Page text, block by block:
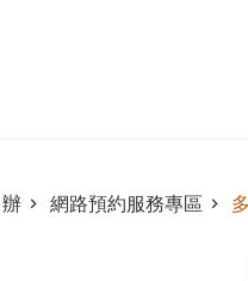
網路預約服務專區